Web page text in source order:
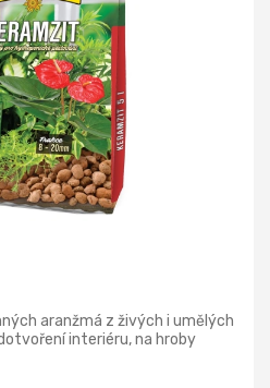
aranžmá z živých i umělých
interiéru, na hroby